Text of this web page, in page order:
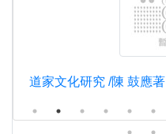
道家文化研究 /陳 鼓應著